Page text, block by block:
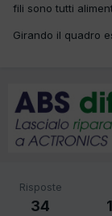
fili sono tutti
Girando il quadro
Risposte
34